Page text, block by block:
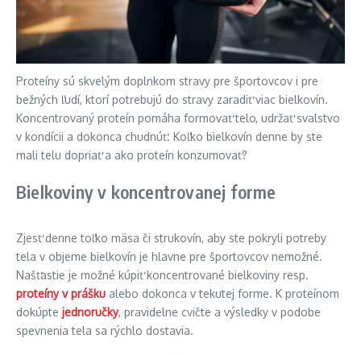
Proteíny sú skvelým doplnkom stravy pre športovcov i pre
bežných ľudí, ktorí potrebujú do stravy zaradiť viac bielkovín.
Koncentrovaný proteín pomáha formovať telo, udržať svalstvo
v kondícii a dokonca chudnúť. Koľko bielkovín denne by ste
mali telu dopriať a ako proteín konzumovať?
Bielkoviny v koncentrovanej forme
Zjesť denne toľko mäsa či strukovín, aby ste pokryli potreby
tela v objeme bielkovín je hlavne pre športovcov nemožné.
Našťastie je možné kúpiť koncentrované bielkoviny resp.
proteíny v prášku alebo dokonca v tekutej forme. K proteínom
dokúpte jednoručky, pravidelne cvičte a výsledky v podobe
spevnenia tela sa rýchlo dostavia.